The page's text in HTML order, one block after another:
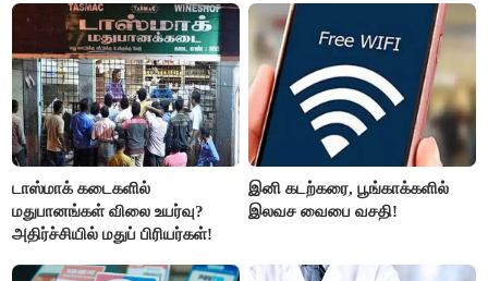
டாஸ்மாக் கடைகளில்
மதுபானங்கள் விலை உயர்வு?
அதிர்ச்சியில் மதுப் பிரியர்கள்!
இனி கடற்கரை, பூங்காக்களில்
இலவச வைபை வசதி!